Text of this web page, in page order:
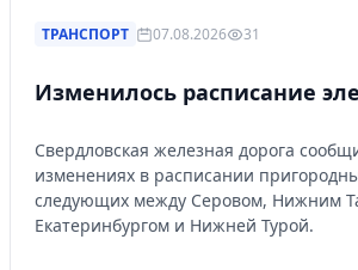
ТРАНСПОРТ 07.08.2026 31
Изменилось расписание
Свердловская железная дорога
изменениях в расписании
следующих между Серовом, Нижним
Екатеринбургом и Нижней Турой.